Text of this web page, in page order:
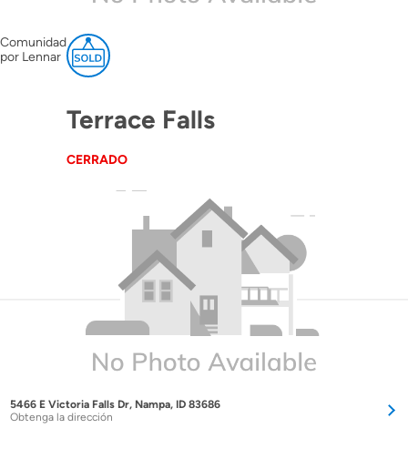
Comunidad
por Lennar
Terrace Falls
CERRADO
5466 E Victoria Falls Dr, Nampa, ID 83686
Obtenga la dirección